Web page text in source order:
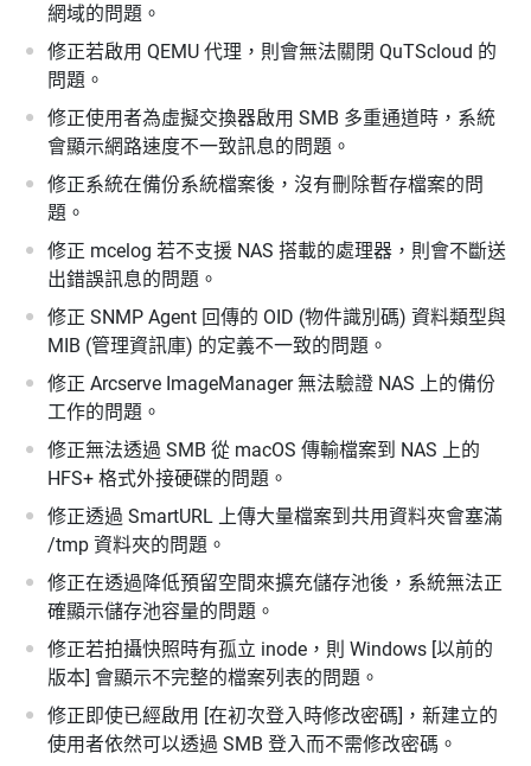
網域的問題。
修正若啟用 QEMU 代理，則會無法關閉 QuTScloud 的
問題。
修正使用者為虛擬交換器啟用 SMB 多重通道時，系統
會顯示網路速度不一致訊息的問題。
修正系統在備份系統檔案後，沒有刪除暫存檔案的問
題。
修正 mcelog 若不支援 NAS 搭載的處理器，則會不斷送
出錯誤訊息的問題。
修正 SNMP Agent 回傳的 OID (物件識別碼) 資料類型與
MIB (管理資訊庫) 的定義不一致的問題。
修正 Arcserve ImageManager 無法驗證 NAS 上的備份
工作的問題。
修正無法透過 SMB 從 macOS 傳輸檔案到 NAS 上的
HFS+ 格式外接硬碟的問題。
修正透過 SmartURL 上傳大量檔案到共用資料夾會塞滿
/tmp 資料夾的問題。
修正在透過降低預留空間來擴充儲存池後，系統無法正
確顯示儲存池容量的問題。
修正若拍攝快照時有孤立 inode，則 Windows [以前的
版本] 會顯示不完整的檔案列表的問題。
修正即使已經啟用 [在初次登入時修改密碼]，新建立的
使用者依然可以透過 SMB 登入而不需修改密碼。